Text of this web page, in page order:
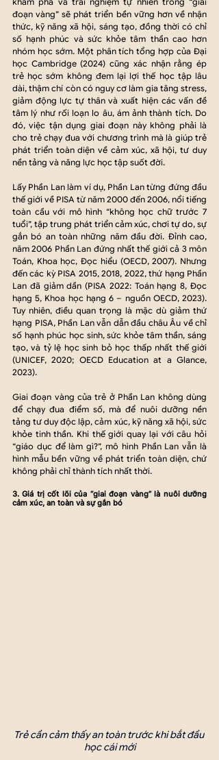
đoạn vàng” sẽ phát triển bền vững hơn về nhận
thức, kỹ năng xã hội, sáng tạo, đồng thời có chỉ
số hạnh phúc và sức khỏe tâm thần cao hơn
nhóm học sớm. Một phân tích tổng hợp của Đại
học Cambridge (2024) cũng xác nhận rằng ép
trẻ học sớm không đem lại lợi thế học tập lâu
dài, thậm chí còn có nguy cơ làm gia tăng stress,
giảm động lực tự thân và xuất hiện các vấn đề
tâm lý như rối loạn lo âu, ám ảnh thành tích. Do
đó, việc tận dụng giai đoạn này không phải là
cho trẻ chạy đua với chương trình mà là giúp trẻ
phát triển toàn diện về cảm xúc, xã hội, tư duy
nền tảng và năng lực học tập suốt đời.
Lấy Phần Lan làm ví dụ, Phần Lan từng đứng đầu
thế giới về PISA từ năm 2000 đến 2006, nổi tiếng
toàn cầu với mô hình “không học chữ trước 7
tuổi”, tập trung phát triển cảm xúc, chơi tự do, sự
gắn bó an toàn những năm đầu đời. Đỉnh cao,
năm 2006 Phần Lan đứng nhất thế giới cả 3 môn
Toán, Khoa học, Đọc hiểu (OECD, 2007). Nhưng
đến các kỳ PISA 2015, 2018, 2022, thứ hạng Phần
Lan đã giảm dần (PISA 2022: Toán hạng 8, Đọc
hạng 5, Khoa học hạng 6 – nguồn OECD, 2023).
Tuy nhiên, điều quan trọng là mặc dù giảm thứ
hạng PISA, Phần Lan vẫn dẫn đầu châu Âu về chỉ
số hạnh phúc học sinh, sức khỏe tâm thần, sáng
tạo, và tỷ lệ học sinh bỏ học thấp nhất thế giới
(UNICEF, 2020; OECD Education at a Glance,
2023).
Giai đoạn vàng của trẻ ở Phần Lan không dùng
để chạy đua điểm số, mà để nuôi dưỡng nền
tảng tư duy độc lập, cảm xúc, kỹ năng xã hội, sức
khỏe tinh thần. Khi thế giới quay lại với câu hỏi
“giáo dục để làm gì?”, mô hình Phần Lan vẫn là
hình mẫu bền vững về phát triển toàn diện, chứ
không phải chỉ thành tích nhất thời.
3. Giá trị cốt lõi của “giai đoạn vàng” là nuôi dưỡng
cảm xúc, an toàn và sự gắn bó
Trẻ cần cảm thấy an toàn trước khi bắt đầu
học cái mới